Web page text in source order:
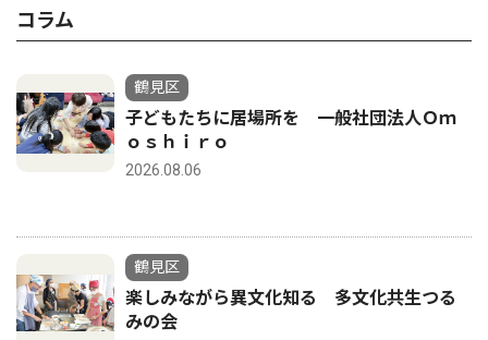
コラム
鶴見区
子どもたちに居場所を 一般社団法人Ｏｍ
ｏｓｈｉｒｏ
2026.08.06
鶴見区
楽しみながら異文化知る 多文化共生つる
みの会